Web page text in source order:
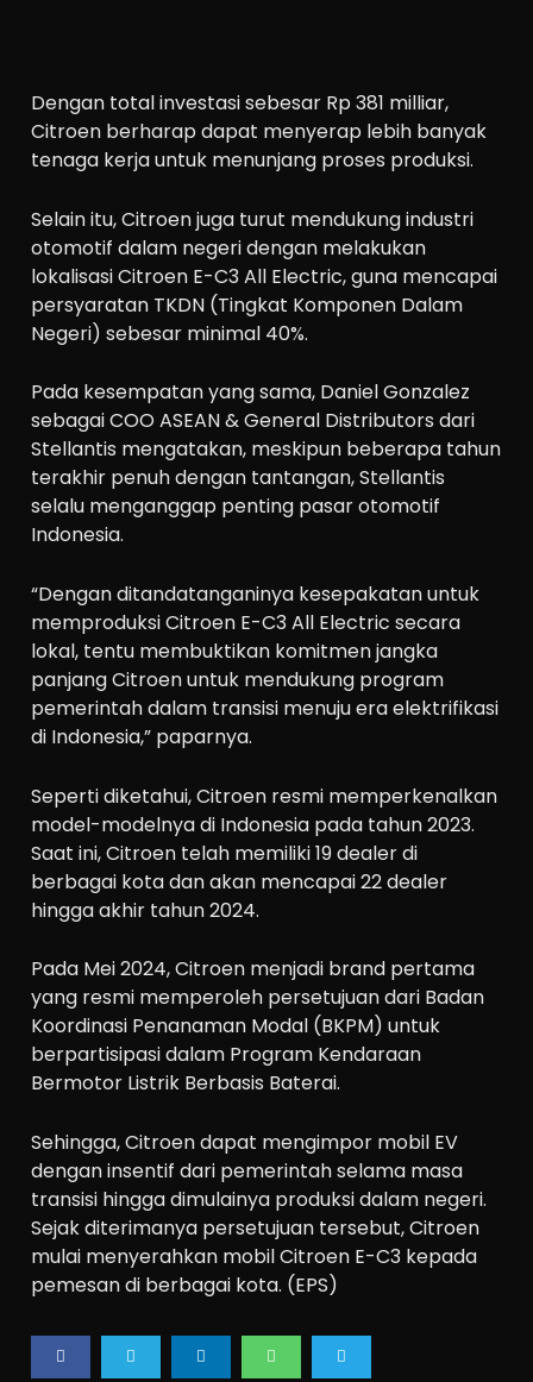
Dengan total investasi sebesar Rp 381 milliar,
Citroen berharap dapat menyerap lebih banyak
tenaga kerja untuk menunjang proses produksi.
Selain itu, Citroen juga turut mendukung industri
otomotif dalam negeri dengan melakukan
lokalisasi Citroen E-C3 All Electric, guna mencapai
persyaratan TKDN (Tingkat Komponen Dalam
Negeri) sebesar minimal 40%.
Pada kesempatan yang sama, Daniel Gonzalez
sebagai COO ASEAN & General Distributors dari
Stellantis mengatakan, meskipun beberapa tahun
terakhir penuh dengan tantangan, Stellantis
selalu menganggap penting pasar otomotif
Indonesia.
“Dengan ditandatanganinya kesepakatan untuk
memproduksi Citroen E-C3 All Electric secara
lokal, tentu membuktikan komitmen jangka
panjang Citroen untuk mendukung program
pemerintah dalam transisi menuju era elektrifikasi
di Indonesia,” paparnya.
Seperti diketahui, Citroen resmi memperkenalkan
model-modelnya di Indonesia pada tahun 2023.
Saat ini, Citroen telah memiliki 19 dealer di
berbagai kota dan akan mencapai 22 dealer
hingga akhir tahun 2024.
Pada Mei 2024, Citroen menjadi brand pertama
yang resmi memperoleh persetujuan dari Badan
Koordinasi Penanaman Modal (BKPM) untuk
berpartisipasi dalam Program Kendaraan
Bermotor Listrik Berbasis Baterai.
Sehingga, Citroen dapat mengimpor mobil EV
dengan insentif dari pemerintah selama masa
transisi hingga dimulainya produksi dalam negeri.
Sejak diterimanya persetujuan tersebut, Citroen
mulai menyerahkan mobil Citroen E-C3 kepada
pemesan di berbagai kota. (EPS)